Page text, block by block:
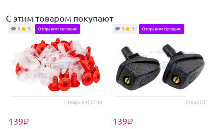
С этим товаром покупают
(евро к-т) 2108
139₽
5 5 Отправим сегодня!
Мерс GT
139₽
3 5 Отправим сегодня!